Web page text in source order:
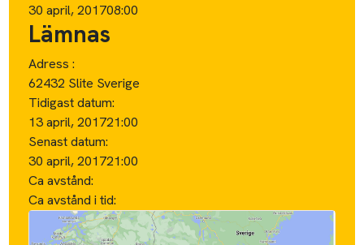
30 april, 201708:00
Lämnas
Adress :
62432 Slite Sverige
Tidigast datum:
13 april, 201721:00
Senast datum:
30 april, 201721:00
Ca avstånd:
Ca avstånd i tid: